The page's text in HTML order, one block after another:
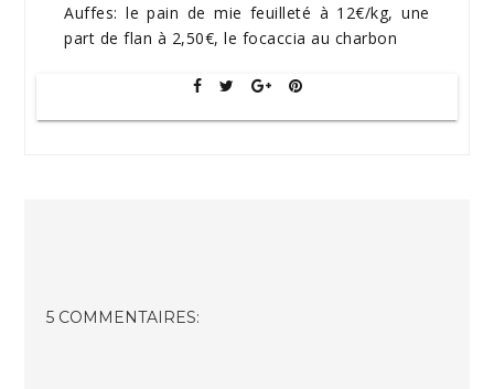
Auffes: le pain de mie feuilleté à 12€/kg, une
part de flan à 2,50€, le focaccia au charbon
5 COMMENTAIRES: